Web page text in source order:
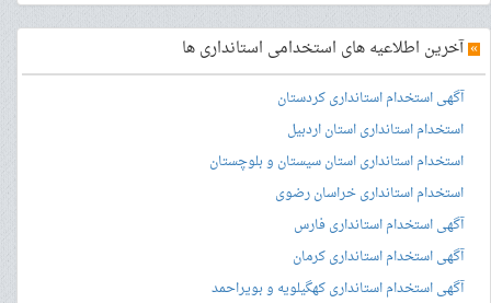
»آخرین اطلاعیه های استخدامی استانداری ها
آگهی استخدام استانداری کردستان
استخدام استانداری استان اردبیل
استخدام استانداری استان سیستان و بلوچستان
استخدام استانداری خراسان رضوی
آگهی استخدام استانداری فارس
آگهی استخدام استانداری کرمان
آگهی استخدام استانداری کهگیلویه و بویراحمد